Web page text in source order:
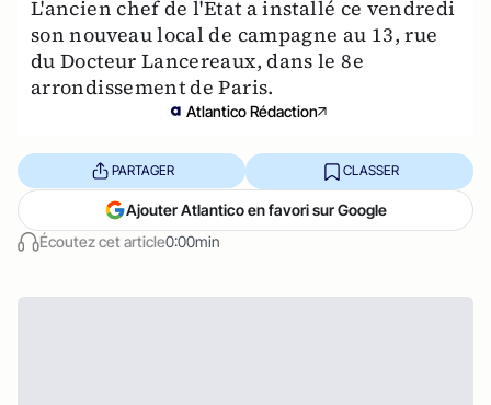
L'ancien chef de l'Etat a installé ce vendredi
son nouveau local de campagne au 13, rue
du Docteur Lancereaux, dans le 8e
arrondissement de Paris.
Atlantico Rédaction
Écoutez cet article0:00min
PARTAGER CLASSER
Ajouter Atlantico en favori sur Google